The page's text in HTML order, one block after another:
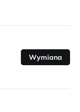
Wymiana